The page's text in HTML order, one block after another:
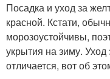
Посадка и уход за
красной. Кстати,
морозоустойчивы,
укрытия на зиму.
отличается, вот об